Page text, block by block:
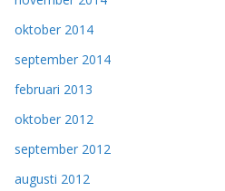
oktober 2014
september 2014
februari 2013
oktober 2012
september 2012
augusti 2012